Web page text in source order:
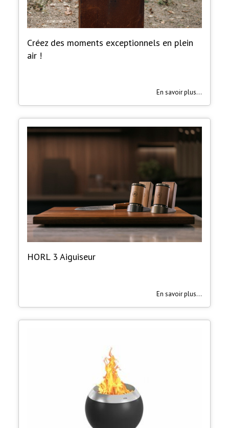
Créez des moments exceptionnels en plein
air !
En savoir plus...
HORL 3 Aiguiseur
En savoir plus...